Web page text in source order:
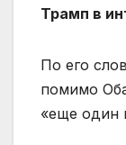
Трамп в
По его
помимо
«еще один